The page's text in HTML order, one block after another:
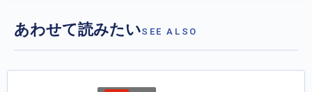
あわせて読みたいSEE ALSO